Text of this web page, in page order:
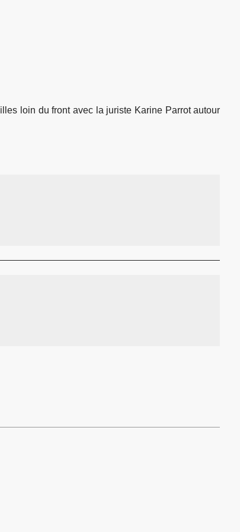
loin du front avec la juriste Karine Parrot autour